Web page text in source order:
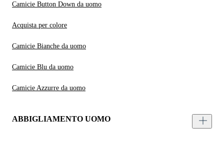
Camicie Button Down da uomo
Acquista per colore
Camicie Bianche da uomo
Camicie Blu da uomo
Camicie Azzurre da uomo
ABBIGLIAMENTO UOMO